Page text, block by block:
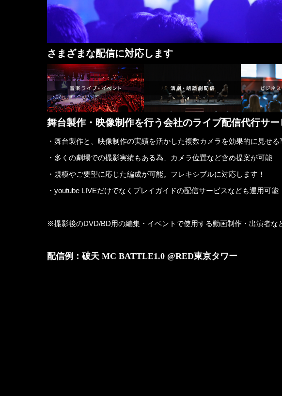
さまざまな配信に対応します
舞台製作・映像制作を行う会社のライブ配信代行サー
・舞台製作と、映像制作の実績を活かした複数カメラを効果的に見せる
・多くの劇場での撮影実績もある為、カメラ位置など含め提案が可能
・規模やご要望に応じた編成が可能。フレキシブルに対応します！
・youtube LIVEだけでなくプレイガイドの配信サービスなども運用可能
※撮影後のDVD/BD用の編集・イベントで使用する動画制作・出演者な
配信例：破天 MC BATTLE1.0 @RED東京タワー